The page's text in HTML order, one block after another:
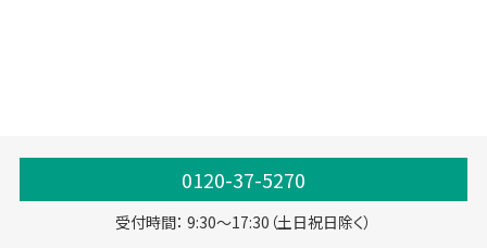
0120-37-5270
受付時間： 9:30～17:30（土日祝日除く）